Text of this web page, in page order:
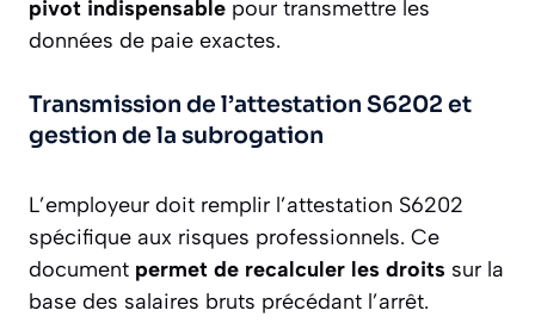
pivot indispensable pour transmettre les
données de paie exactes.
Transmission de l’attestation S6202 et
gestion de la subrogation
L’employeur doit remplir l’attestation S6202
spécifique aux risques professionnels. Ce
document permet de recalculer les droits sur la
base des salaires bruts précédant l’arrêt.